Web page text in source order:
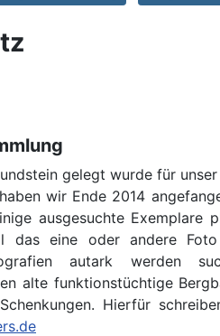
gelegt wurde für
wir Ende 2014
ausgesuchte Exemplare
das eine oder andere
autark werden
alte funktionstüchtige
Hierfür